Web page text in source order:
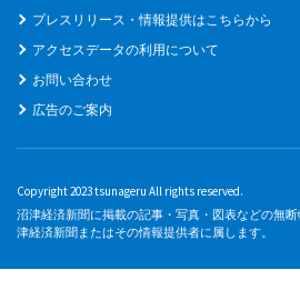
プレスリリース・情報提供はこちらから
アクセスデータの利用について
お問い合わせ
広告のご案内
Copyright 2023 tsunageru All rights reserved.
沼津経済新聞に掲載の記事・写真・図表などの無
津経済新聞またはその情報提供者に属します。